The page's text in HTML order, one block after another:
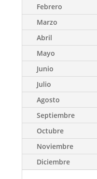
Febrero
Marzo
Abril
Mayo
Junio
Julio
Agosto
Septiembre
Octubre
Noviembre
Diciembre